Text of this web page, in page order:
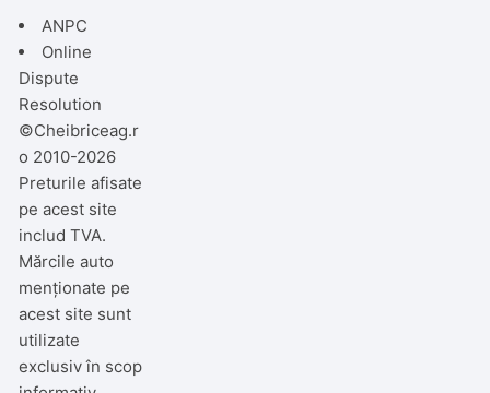
ANPC
Online
Dispute
Resolution
©Cheibriceag.r
o 2010-2026
Preturile afisate
pe acest site
includ TVA.
Mărcile auto
menționate pe
acest site sunt
utilizate
exclusiv în scop